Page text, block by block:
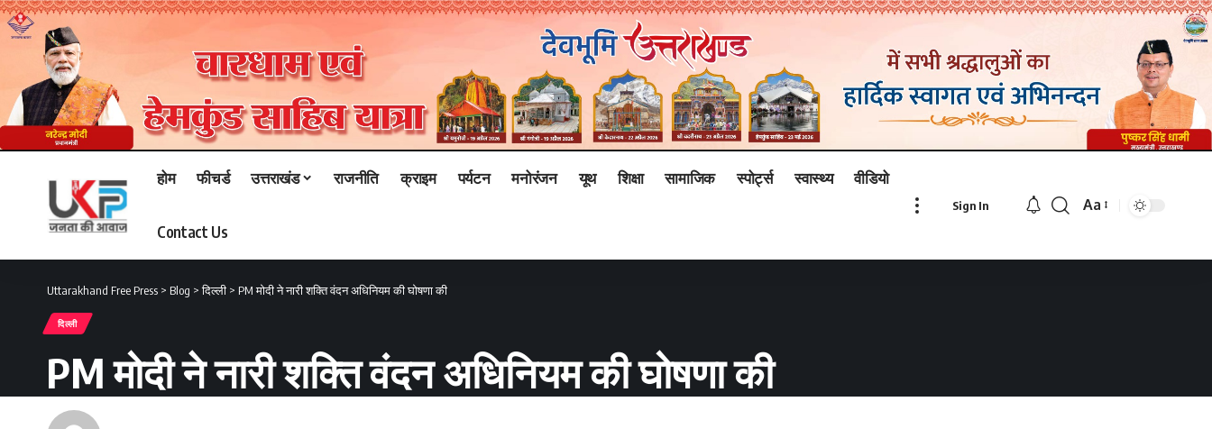
होम फीचर्ड उत्तराखंड राजनीति क्राइम पर्यटन मनोरंजन यूथ शिक्षा सामाजिक स्पोर्ट्स स्वास्थ्य वीडियो
Contact Us
Sign In
Font
Aa
Uttarakhand Free Press > Blog >दिल्ली > PM मोदी ने नारी शक्ति वंदन अधिनियम की घोषणा की
दिल्ली
PM मोदी ने नारी शक्ति वंदन अधिनियम की घोषणा की